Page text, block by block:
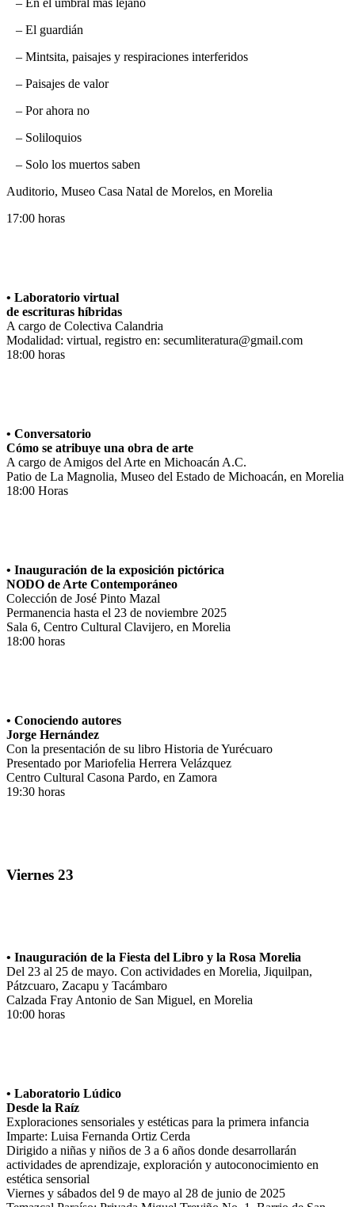
– En el umbral más lejano
– El guardián
– Mintsita, paisajes y respiraciones interferidos
– Paisajes de valor
– Por ahora no
– Soliloquios
– Solo los muertos saben
Auditorio, Museo Casa Natal de Morelos, en Morelia
17:00 horas
• Laboratorio virtual
de escrituras híbridas
A cargo de Colectiva Calandria
Modalidad: virtual, registro en: secumliteratura@gmail.com
18:00 horas
• Conversatorio
Cómo se atribuye una obra de arte
A cargo de Amigos del Arte en Michoacán A.C.
Patio de La Magnolia, Museo del Estado de Michoacán, en Morelia
18:00 Horas
• Inauguración de la exposición pictórica
NODO de Arte Contemporáneo
Colección de José Pinto Mazal
Permanencia hasta el 23 de noviembre 2025
Sala 6, Centro Cultural Clavijero, en Morelia
18:00 horas
• Conociendo autores
Jorge Hernández
Con la presentación de su libro Historia de Yurécuaro
Presentado por Mariofelia Herrera Velázquez
Centro Cultural Casona Pardo, en Zamora
19:30 horas
Viernes 23
• Inauguración de la Fiesta del Libro y la Rosa Morelia
Del 23 al 25 de mayo. Con actividades en Morelia, Jiquilpan,
Pátzcuaro, Zacapu y Tacámbaro
Calzada Fray Antonio de San Miguel, en Morelia
10:00 horas
• Laboratorio Lúdico
Desde la Raíz
Exploraciones sensoriales y estéticas para la primera infancia
Imparte: Luisa Fernanda Ortiz Cerda
Dirigido a niñas y niños de 3 a 6 años donde desarrollarán
actividades de aprendizaje, exploración y autoconocimiento en
estética sensorial
Viernes y sábados del 9 de mayo al 28 de junio de 2025